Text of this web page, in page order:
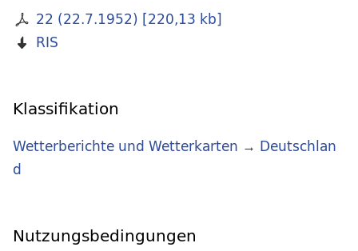
22 (22.7.1952) [220,13 kb]
RIS
Klassifikation
Wetterberichte und Wetterkarten → Deutschlan
d
Nutzungsbedingungen